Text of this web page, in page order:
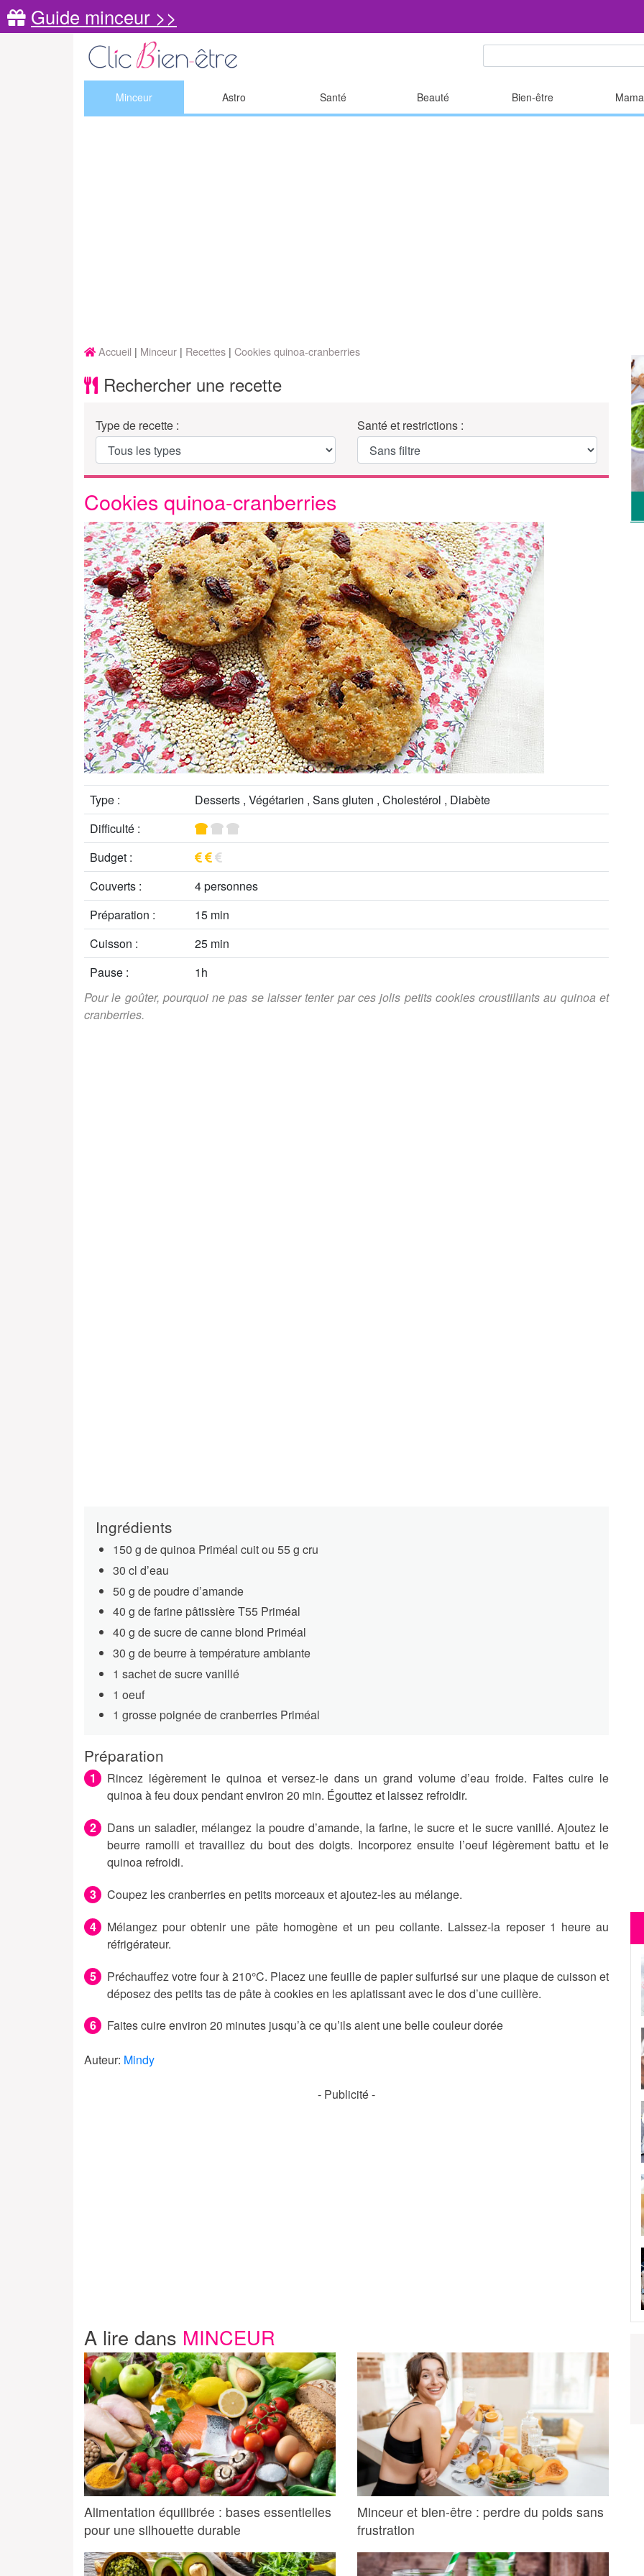
Guide minceur >>
Minceur Astro Santé Beauté Bien-être
Accueil Minceur Recettes Cookies quinoa-cranberries
Rechercher une recette
Type de recette : Santé et restrictions :
Cookies quinoa-cranberries
Type :
Desserts , Végétarien , Sans gluten , Cholestérol , Diabète
Difficulté :
Budget :
Couverts :
4 personnes
Préparation :
15 min
Cuisson :
25 min
Pause :
1h
Pour le goûter, pourquoi ne pas se laisser tenter par ces jolis petits cookies croustillants au quinoa et
cranberries.
Ingrédients
150 g de quinoa Priméal cuit ou 55 g cru
30 cl d’eau
50 g de poudre d’amande
40 g de farine pâtissière T55 Priméal
40 g de sucre de canne blond Priméal
30 g de beurre à température ambiante
1 sachet de sucre vanillé
1 oeuf
1 grosse poignée de cranberries Priméal
Préparation
Rincez légèrement le quinoa et versez-le dans un grand volume d’eau froide. Faites cuire le
quinoa à feu doux pendant environ 20 min. Égouttez et laissez refroidir.
Dans un saladier, mélangez la poudre d’amande, la farine, le sucre et le sucre vanillé. Ajoutez le
beurre ramolli et travaillez du bout des doigts. Incorporez ensuite l’oeuf légèrement battu et le
quinoa refroidi.
Coupez les cranberries en petits morceaux et ajoutez-les au mélange.
Mélangez pour obtenir une pâte homogène et un peu collante. Laissez-la reposer 1 heure au
réfrigérateur.
Préchauffez votre four à 210°C. Placez une feuille de papier sulfurisé sur une plaque de cuisson et
déposez des petits tas de pâte à cookies en les aplatissant avec le dos d’une cuillère.
Faites cuire environ 20 minutes jusqu’à ce qu’ils aient une belle couleur dorée
Auteur: Mindy
- Publicité -
A lire dans MINCEUR
Alimentation équilibrée : bases essentielles
pour une silhouette durable
Minceur et bien-être : perdre du poids sans
frustration